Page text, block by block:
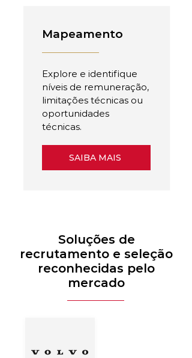
Mapeamento
Explore e identifique
níveis de remuneração,
limitações técnicas ou
oportunidades
técnicas.
SAIBA MAIS
Soluções de
recrutamento e seleção
reconhecidas pelo
mercado